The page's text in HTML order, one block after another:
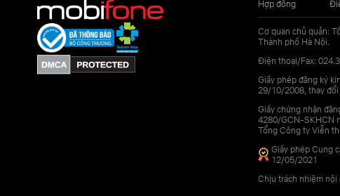
Hợp đồng
Cơ quan chủ quản:
Thành phố Hà Nội.
Điện thoại/Fax:
Giấy phép đăng ký
29/10/2008, thay
Giấy chứng nhận
4280/GCN-SKHCN
Tổng Công ty Viễn
Giấy phép Cung
12/05/2021
Chịu trách nhiệm nội